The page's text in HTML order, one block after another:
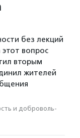
без лекций
вопрос
вторым
жителей
и доброволь­